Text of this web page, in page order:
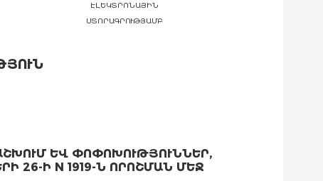
ԷԼԵԿՏՐՈՆԱՅԻՆ
ՍՏՈՐԱԳՐՈՒԹՅԱՄԲ
ԵՎ ՓՈՓՈԽՈՒԹՅՈՒՆՆԵՐ,
26-Ի N 1919-Ն ՈՐՈՇՄԱՆ ՄԵՋ